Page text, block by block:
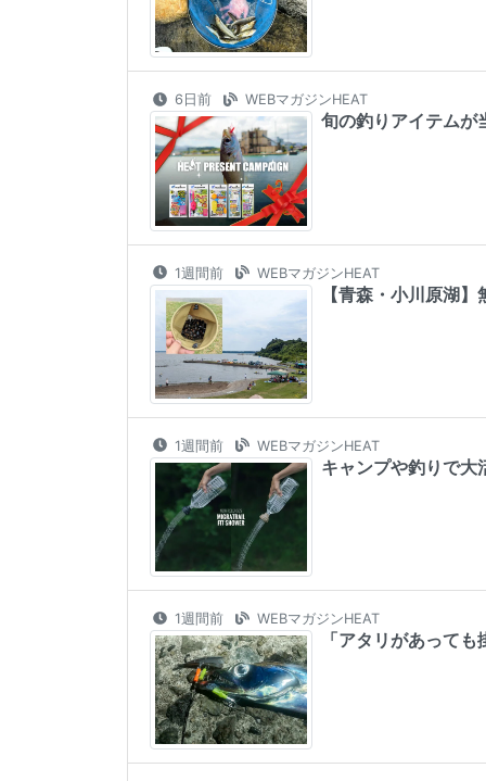
6日前 WEBマガジンHEAT
旬の釣りアイテムが
1週間前 WEBマガジンHEAT
【青森・小川原湖
1週間前 WEBマガジンHEAT
キャンプや釣りで大
1週間前 WEBマガジンHEAT
「アタリがあって